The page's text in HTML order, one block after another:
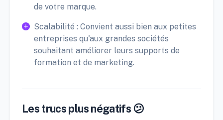
de votre marque.
Scalabilité : Convient aussi bien aux petites
entreprises qu'aux grandes sociétés
souhaitant améliorer leurs supports de
formation et de marketing.
Les trucs plus négatifs 😕